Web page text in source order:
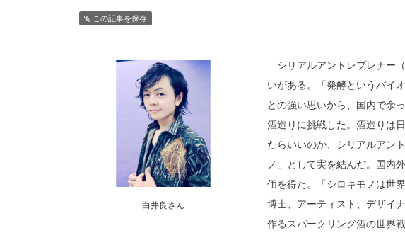
この記事を保存
白井良さん
シリアルアントレプレナー
いがある。「発酵というバイ
との強い思いから、国内で余
酒造りに挑戦した。酒造りは
たらいいのか、シリアルアン
ノ」として実を結んだ。国内
価を得た。「シロキモノは世
博士、アーティスト、デザイ
作るスパークリング酒の世界戦